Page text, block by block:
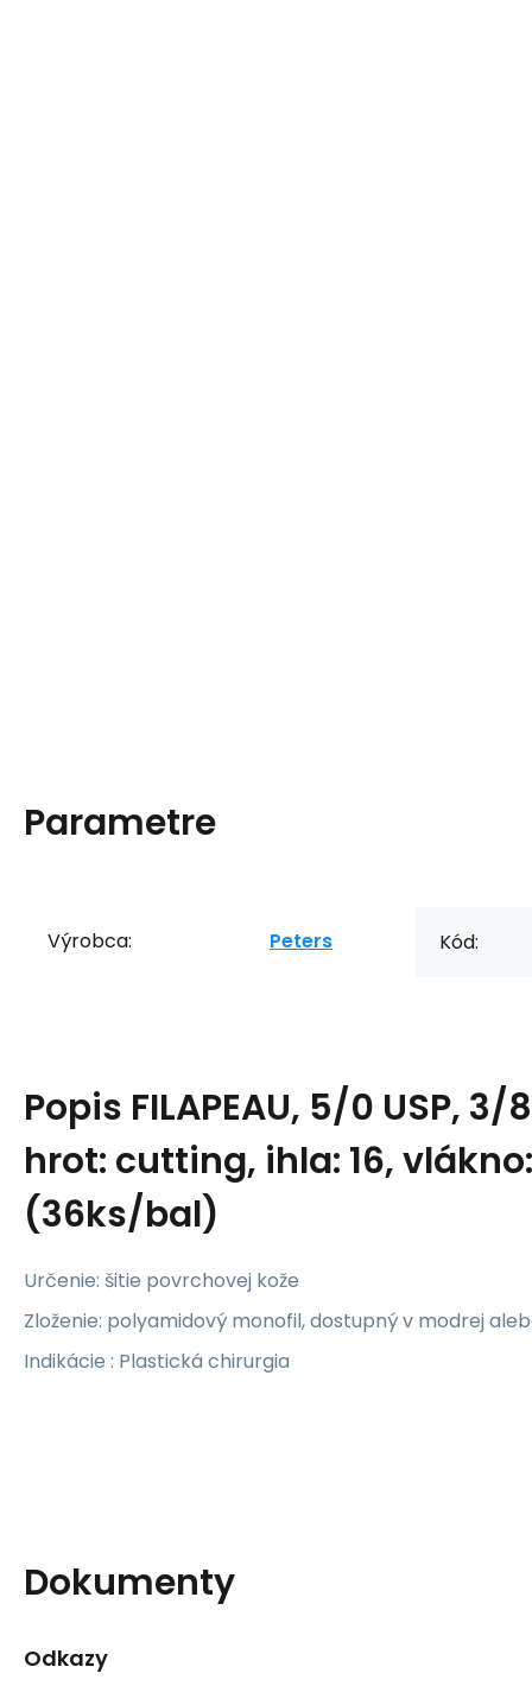
Parametre
Výrobca: Peters Kód:
Popis FILAPEAU, 5/0 USP,
hrot: cutting, ihla: 16,
(36ks/bal)
Určenie: šitie povrchovej kože
Zloženie: polyamidový monofil, dostupný v modrej
Indikácie : Plastická chirurgia
Dokumenty
Odkazy